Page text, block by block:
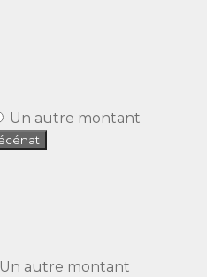
Un autre montant
Un autre montant